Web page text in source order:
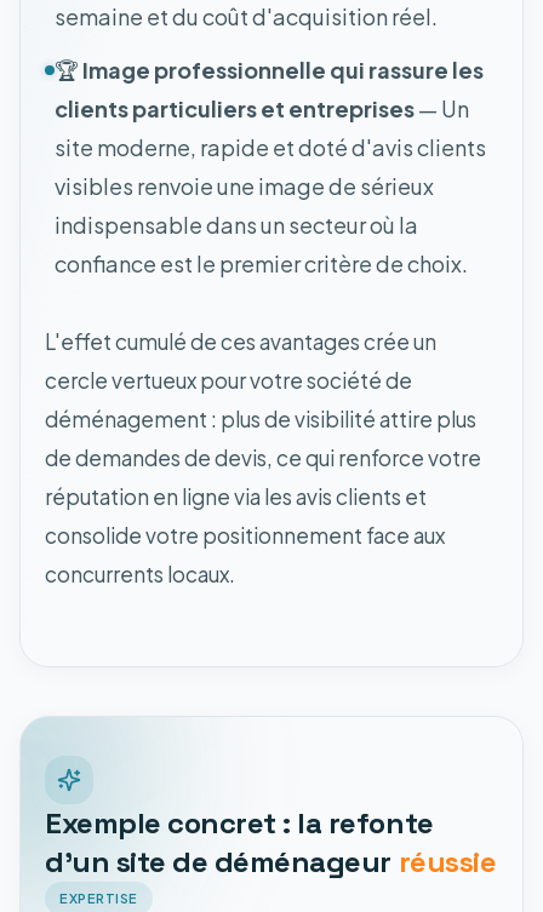
semaine et du coût d'acquisition réel.
🏆 Image professionnelle qui rassure les
clients particuliers et entreprises— Un
site moderne, rapide et doté d'avis clients
visibles renvoie une image de sérieux
indispensable dans un secteur où la
confiance est le premier critère de choix.
L'effet cumulé de ces avantages crée un
cercle vertueux pour votre société de
déménagement : plus de visibilité attire plus
de demandes de devis, ce qui renforce votre
réputation en ligne via les avis clients et
consolide votre positionnement face aux
concurrents locaux.
Exemple concret : la refonte
d'un site de déménageur réussie
EXPERTISE